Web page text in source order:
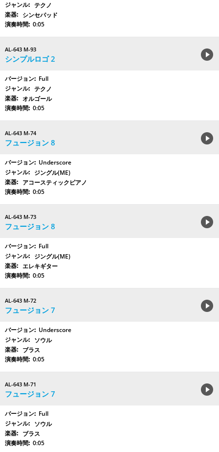
テクノ
シンセパッド
0:05
AL-643 M-93
シンプルロゴ 2
Full
テクノ
オルゴール
0:05
AL-643 M-74
フュージョン 8
Underscore
ジングル(ME)
アコースティックピアノ
0:05
AL-643 M-73
フュージョン 8
Full
ジングル(ME)
エレキギター
0:05
AL-643 M-72
フュージョン 7
Underscore
ソウル
ブラス
0:05
AL-643 M-71
フュージョン 7
Full
ソウル
ブラス
0:05